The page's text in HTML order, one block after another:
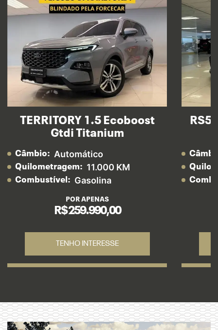
TERRITORY 1.5 Ecoboost
Gtdi Titanium
Câmbio: Automático
Quilometragem: 11.000 KM
Combustível: Gasolina
POR APENAS
R$ 259.990,00
TENHO INTERESSE
RS5